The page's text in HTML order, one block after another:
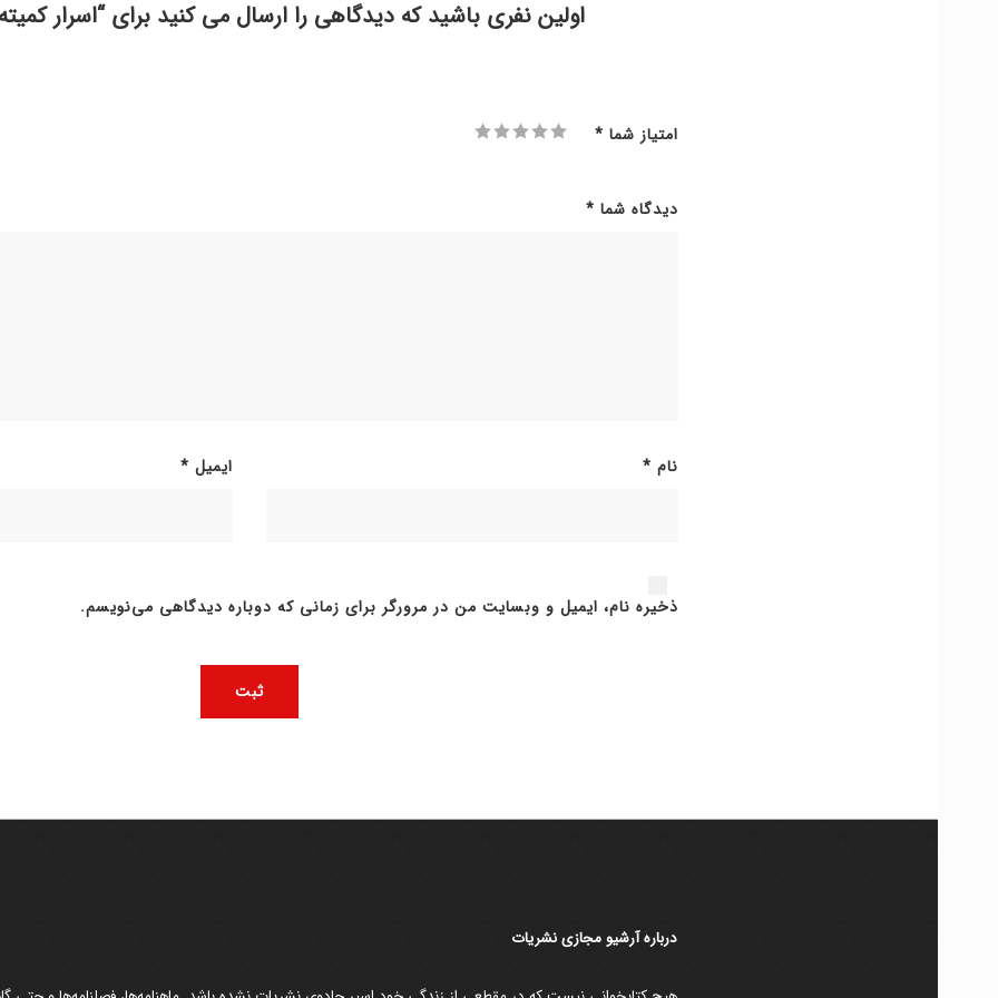
اولین نفری باشید که دیدگاهی را ارسال می کنید برای “اسرار
امتیاز شما *
دیدگاه شما *
نام * ایمیل *
ذخیره نام، ایمیل و وبسایت من در مرورگر برای زمانی که دوباره دیدگاهی می‌نویسم.
دربارۀ آرشیو مجازی نشریات